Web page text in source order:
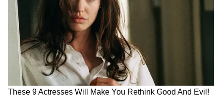
यह भी पढ़ें
'यौन रोग दवाखाना' चलाने वाले फेक डॉक्टर
बांग्लादेशी युवक की चौंकाने वाली करतूतें
Exclusive: जिंदगी-मौत से अकेले जूझ रहे इरफान
छत्तीसगढ़ में हाई अलर्ट! NDMA-
NDRF की बड़ी बैठक, मानसून को
लेकर अहम निर्देश
Mahtari Vandan Yojana की
30वीं किस्त जारी, लाखों महिलाओं
के खातों में पहुंचे 1000 रुपये